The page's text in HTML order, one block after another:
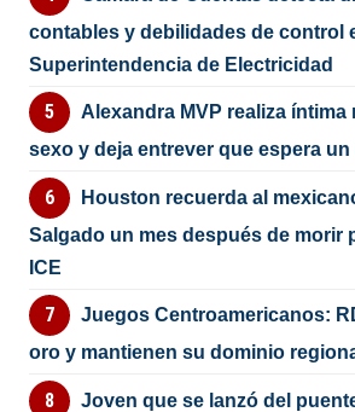
contables y debilidades de control
Superintendencia de Electricidad
Alexandra MVP realiza íntima
sexo y deja entrever que espera
Houston recuerda al
Salgado un mes después de morir
ICE
Juegos Centroamericanos:
oro y mantienen su dominio
Joven que se lanzó del